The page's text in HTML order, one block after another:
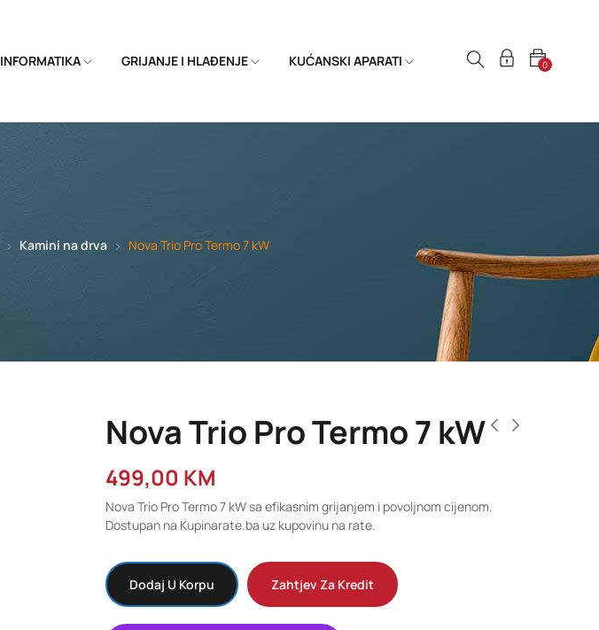
INFORMATIKA GRIJANJE I HLAĐENJE KUĆANSKI APARATI 0
Kamini na drva Nova Trio Pro Termo 7 kW
Nova Trio Pro Termo 7 kW
499,00 KM
Nova Trio Pro Termo 7 kW sa efikasnim grijanjem i povoljnom cijenom.
Dostupan na Kupinarate.ba uz kupovinu na rate.
Dodaj U Korpu Zahtjev Za Kredit